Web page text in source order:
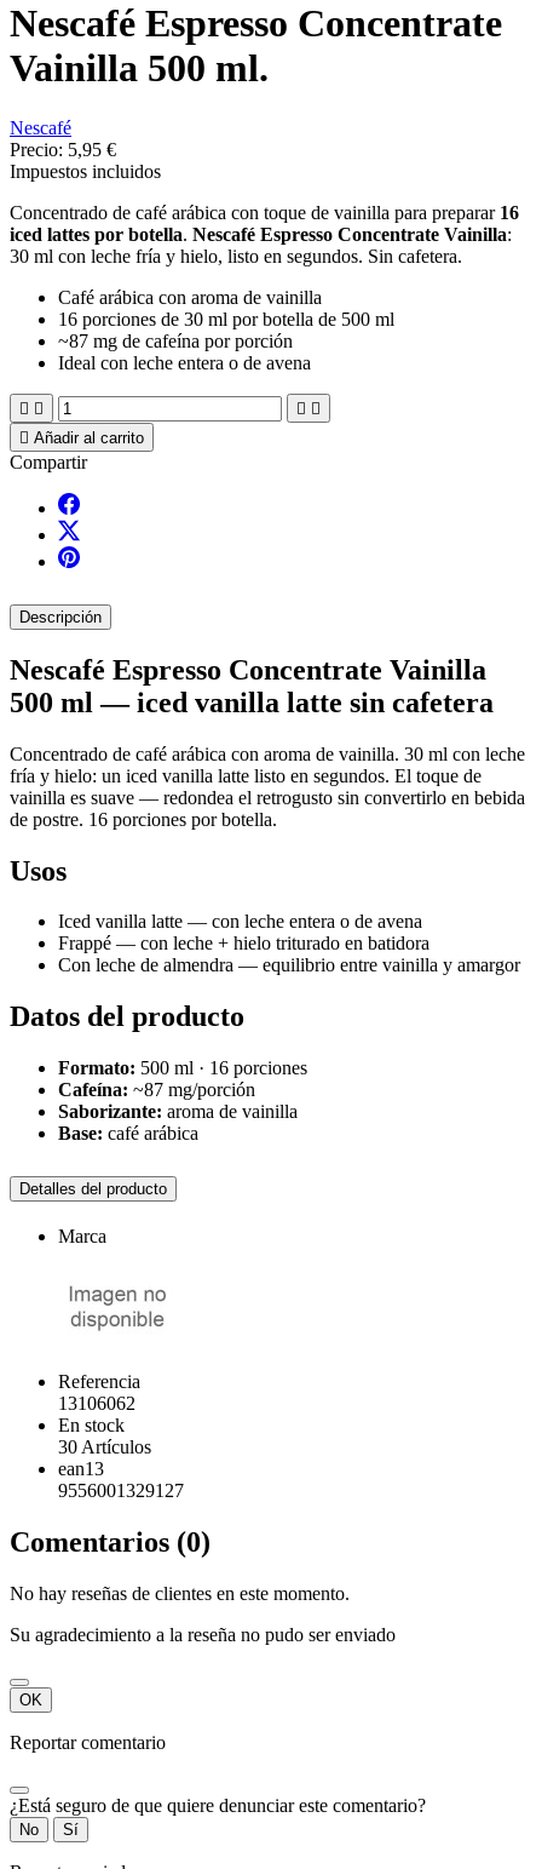
Nescafé Espresso Concentrate
Vainilla 500 ml.
Nescafé
Precio: 5,95 €
Impuestos incluidos
Concentrado de café arábica con toque de vainilla para preparar 16
iced lattes por botella. Nescafé Espresso Concentrate Vainilla:
30 ml con leche fría y hielo, listo en segundos. Sin cafetera.
Café arábica con aroma de vainilla
16 porciones de 30 ml por botella de 500 ml
~87 mg de cafeína por porción
Ideal con leche entera o de avena
   
 Añadir al carrito
Compartir
Descripción
Nescafé Espresso Concentrate Vainilla
500 ml — iced vanilla latte sin cafetera
Concentrado de café arábica con aroma de vainilla. 30 ml con leche
fría y hielo: un iced vanilla latte listo en segundos. El toque de
vainilla es suave — redondea el retrogusto sin convertirlo en bebida
de postre. 16 porciones por botella.
Usos
Iced vanilla latte — con leche entera o de avena
Frappé — con leche + hielo triturado en batidora
Con leche de almendra — equilibrio entre vainilla y amargor
Datos del producto
Formato: 500 ml · 16 porciones
Cafeína: ~87 mg/porción
Saborizante: aroma de vainilla
Base: café arábica
Detalles del producto
Marca
Referencia
13106062
En stock
30 Artículos
ean13
9556001329127
Comentarios (0)
No hay reseñas de clientes en este momento.
Su agradecimiento a la reseña no pudo ser enviado
OK
Reportar comentario
¿Está seguro de que quiere denunciar este comentario?
No Sí